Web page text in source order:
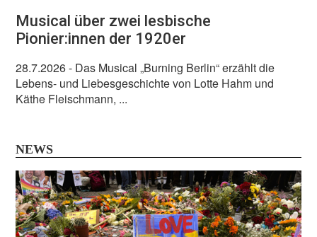
Musical über zwei lesbische
Pionier:innen der 1920er
28.7.2026- Das Musical „Burning Berlin“ erzählt die
Lebens- und Liebesgeschichte von Lotte Hahm und
Käthe Fleischmann, ...
NEWS